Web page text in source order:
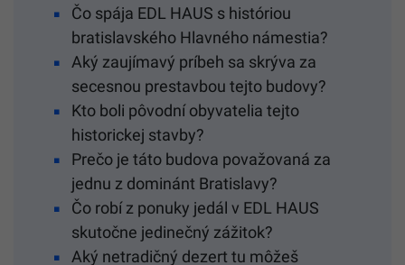
Čo spája EDL HAUS s históriou
bratislavského Hlavného námestia?
Aký zaujímavý príbeh sa skrýva za
secesnou prestavbou tejto budovy?
Kto boli pôvodní obyvatelia tejto
historickej stavby?
Prečo je táto budova považovaná za
jednu z dominánt Bratislavy?
Čo robí z ponuky jedál v EDL HAUS
skutočne jedinečný zážitok?
Aký netradičný dezert tu môžeš